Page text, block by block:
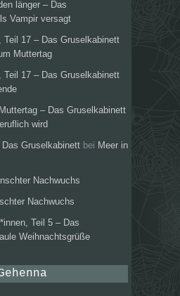
länger – Das
Vampir versagt
Teil 17 – Das Gruselkabinett
Muttertag
Teil 17 – Das Gruselkabinett
– Das Gruselkabinett
wird
Gruselkabinett bei Meer in
Nachwuchs
Nachwuchs
Teil 5 – Das
Weihnachtsgrüße